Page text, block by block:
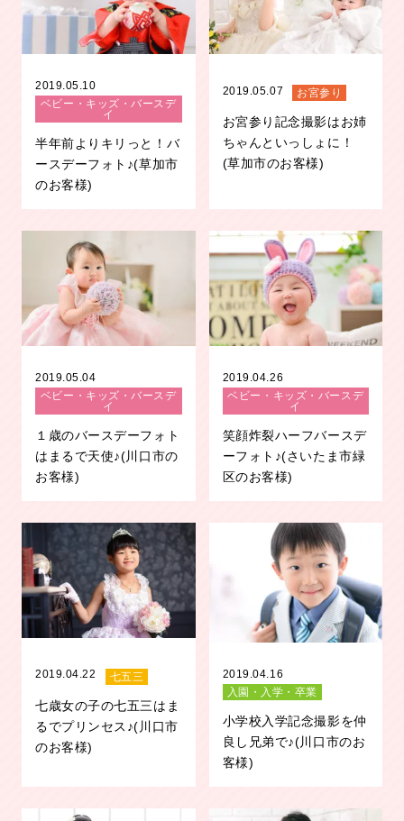
2019.05.10
ベビー・キッズ・バースデ
イ
半年前よりキリっと！バ
ースデーフォト♪(草加市
のお客様)
2019.05.07 お宮参り
お宮参り記念撮影はお姉
ちゃんといっしょに！
(草加市のお客様)
2019.05.04
ベビー・キッズ・バースデ
イ
１歳のバースデーフォト
はまるで天使♪(川口市の
お客様)
2019.04.26
ベビー・キッズ・バースデ
イ
笑顔炸裂ハーフバースデ
ーフォト♪(さいたま市緑
区のお客様)
2019.04.22 七五三
七歳女の子の七五三はま
るでプリンセス♪(川口市
のお客様)
2019.04.16
入園・入学・卒業
小学校入学記念撮影を仲
良し兄弟で♪(川口市のお
客様)